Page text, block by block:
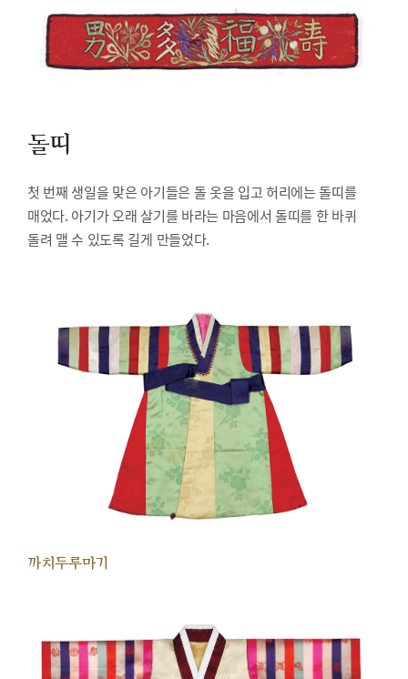
돌띠
첫 번째 생일을 맞은 아기들은 돌 옷을 입고 허리에는 돌띠를
매었다. 아기가 오래 살기를 바라는 마음에서 돌띠를 한 바퀴
돌려 맬 수 있도록 길게 만들었다.
까치두루마기